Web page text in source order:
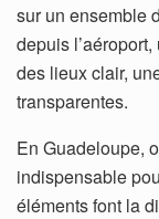
sur un ensemble
depuis
des lieux clair,
transparentes.
En Guadeloupe,
indispensable
éléments font la